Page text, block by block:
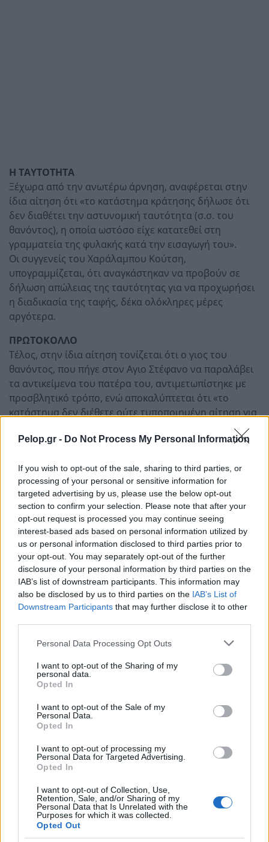
Pelop.gr - Do Not Process My Personal Information
If you wish to opt-out of the sale, sharing to third parties, or
processing of your personal or sensitive information for
targeted advertising by us, please use the below opt-out
section to confirm your selection. Please note that after your
opt-out request is processed you may continue seeing
interest-based ads based on personal information utilized by
us or personal information disclosed to third parties prior to
your opt-out. You may separately opt-out of the further
disclosure of your personal information by third parties on the
IAB’s list of downstream participants. This information may
also be disclosed by us to third parties on the IAB’s List of
Downstream Participants that may further disclose it to other
Please note that this website/app uses one or more Google
not limited to your visit or usage behaviour. You may click to
grant or deny consent to Google and its third-party tags to
use your data for below specified purposes in below Google
consent section.
Personal Data Processing Opt Outs
I want to opt-out of the Sharing of my
personal data.
Opted In
I want to opt-out of the Sale of my
Personal Data.
Opted In
I want to opt-out of processing my
Personal Data for Targeted Advertising.
Opted In
I want to opt-out of Collection, Use,
Retention, Sale, and/or Sharing of my
Personal Data that Is Unrelated with the
Purposes for which it was collected.
Opted Out
Η ΤΑΥΤΟΤΗΤΑ
Ξέχωρα από την ανωτέρω άρνηση, αναφέρεται στην
ίδια αίτηση ότι «το κατάστημα κράτησης δήλωσε ότι
δεν διαθέτει την αστυνομική ταυτότητα (σ.σ. του
θανόντος), η οποία ωστόσο είχε κατατεθεί στη
γραμματεία της φυλακής κατά την εισαγωγή του».
Οι συγγενείς του Χαράλαμπου Κούτση,
υπογραμμίζεται, ότι αναγκάστηκαν να προβούν σε
δήλωση απώλειας της ταυτότητας για να προχωρήσει
η διαδικασία της ταφής, δέκα ολόκληρες μέρες
αργότερα.
ΠΡΩΤΟΚΟΛΛΟ
Τέλος, στην ίδια αίτηση τονίζεται ότι ο γιος του
θανόντος, που πήγε στον Αγιο Στέφανο να παραλάβει
τα αντικείμενα του πατέρα του, αντιμετωπίστηκε με
προσβλητικό τρόπο, ενώ αποκαλύπτεται ότι «το
κατάστημα δεν διέθετε ούτε τυποποιημένη αίτηση για
να εκθέσει τα ζητούμενά του ενώπιον της διοίκησης.
Αντιθέτως, του παρεδόθη μία κόλλα -φύλλο Α- όπου
πρωτοκολλήθηκε…».
Η «Πελοπόννησος» και το pelop.gr σε
ανοιχτή γραμμή με τον Πολίτη
Viber: +306909196125
Ακολουθήστε μας για όλες τιςειδήσεις
στο Bing News